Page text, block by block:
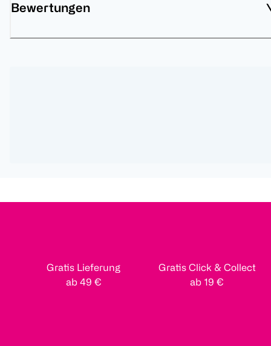
Bewertungen
Gratis Lieferung
ab 49 €
Gratis Click & Collect
ab 19 €